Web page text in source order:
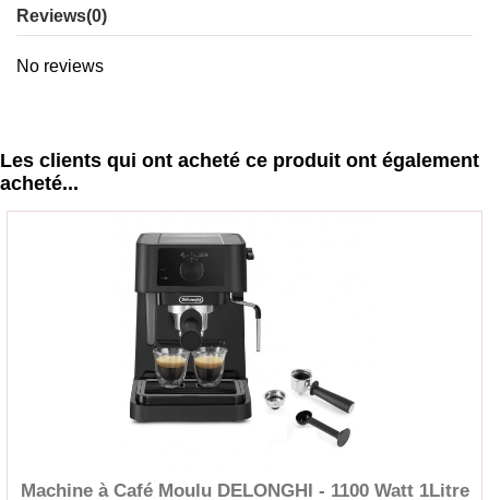
Reviews(0)
No reviews
Les clients qui ont acheté ce produit ont également
acheté...
Machine à Café Moulu DELONGHI - 1100 Watt 1Litre